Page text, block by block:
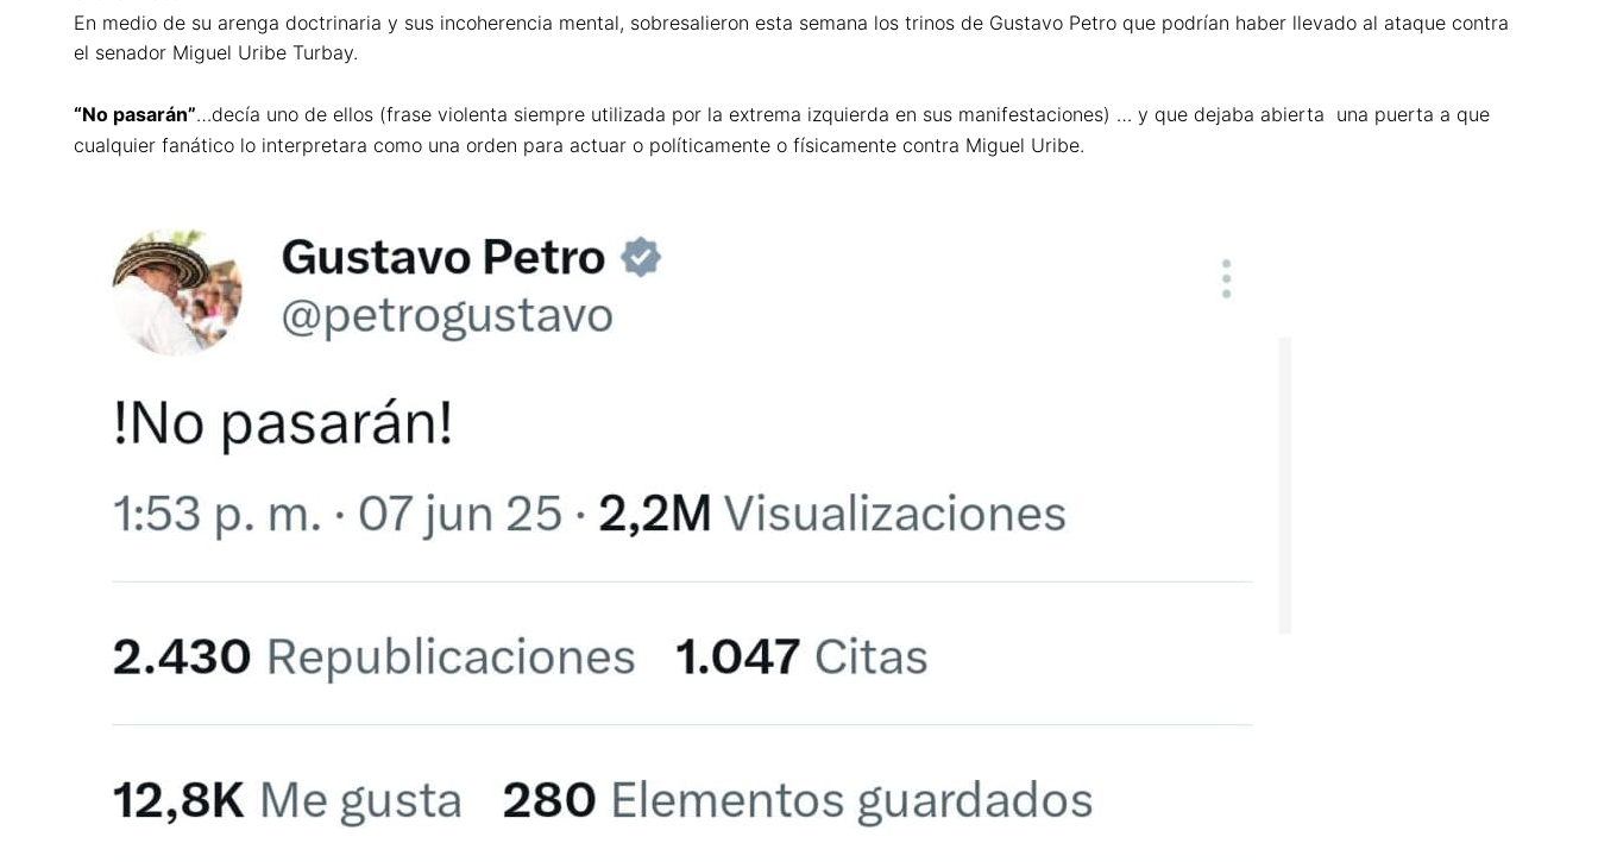
En medio de su arenga doctrinaria y sus incoherencia mental, sobresalieron esta semana los trinos de Gustavo Petro que podrían haber llevado al ataque contra
el senador Miguel Uribe Turbay.
“No pasarán”…decía uno de ellos (frase violenta siempre utilizada por la extrema izquierda en sus manifestaciones) … y que dejaba abierta una puerta a que
cualquier fanático lo interpretara como una orden para actuar o políticamente o físicamente contra Miguel Uribe.